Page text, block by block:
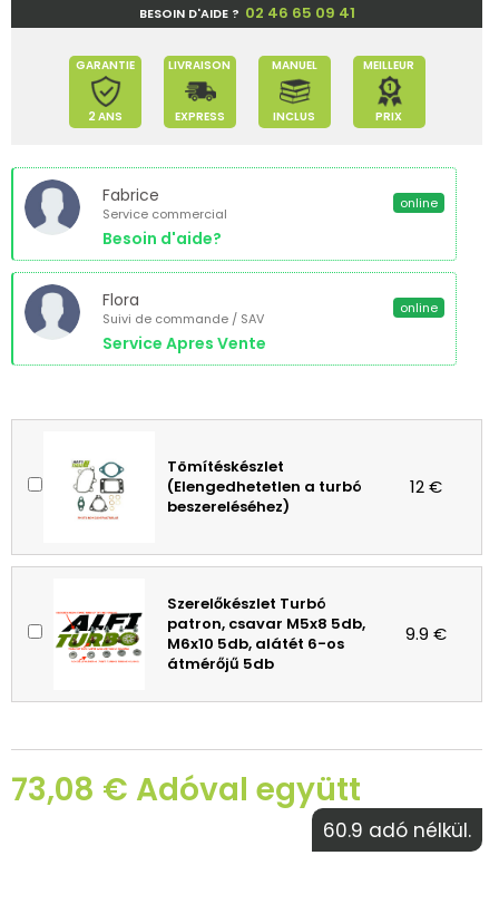
BESOIN D'AIDE ? 02 46 65 09 41
GARANTIE
2 ANS
LIVRAISON
EXPRESS
MANUEL
INCLUS
MEILLEUR
PRIX
Fabrice
Service commercial
Besoin d'aide?
online
Flora
Suivi de commande / SAV
Service Apres Vente
online
Tömítéskészlet
(Elengedhetetlen a turbó
beszereléséhez)
12 €
Szerelőkészlet Turbó
patron, csavar M5x8 5db,
M6x10 5db, alátét 6-os
átmérőjű 5db
9.9 €
73,08 € Adóval együtt
60.9 adó nélkül.